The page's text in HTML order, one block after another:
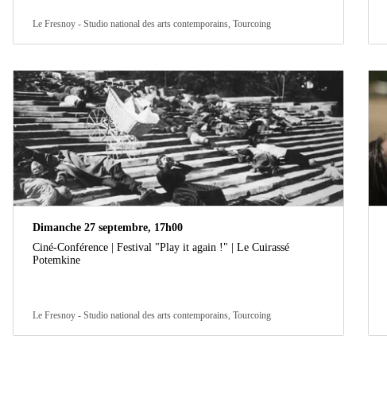
Le Fresnoy - Studio national des arts contemporains, Tourcoing
Dimanche 27 septembre, 17h00
Ciné-Conférence | Festival "Play it again !" | Le Cuirassé
Potemkine
Le Fresnoy - Studio national des arts contemporains, Tourcoing